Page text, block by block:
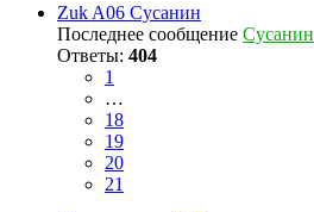
Zuk A06 Сусанин
Последнее сообщение Сусанин
Ответы: 404
1
…
18
19
20
21